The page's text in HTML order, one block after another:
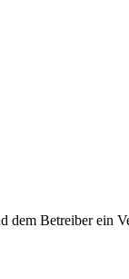
Betreiber ein